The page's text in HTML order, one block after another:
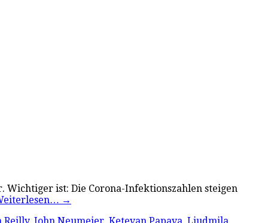
Wichtiger ist: Die Corona-Infektionszahlen steigen
→